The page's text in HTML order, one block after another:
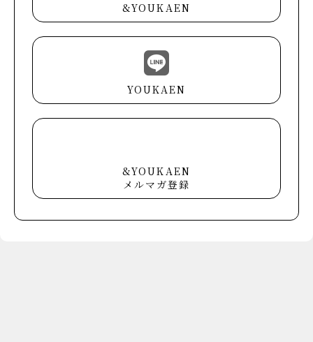
&YOUKAEN
YOUKAEN
&YOUKAEN
メルマガ登録